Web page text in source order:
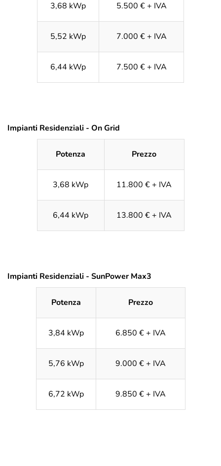
3,68 kWp 5.500 € + IVA
5,52 kWp 7.000 € + IVA
6,44 kWp 7.500 € + IVA
Impianti Residenziali - On Grid
Potenza Prezzo
3,68 kWp 11.800 € + IVA
6,44 kWp 13.800 € + IVA
Impianti Residenziali - SunPower Max3
Potenza Prezzo
3,84 kWp 6.850 € + IVA
5,76 kWp 9.000 € + IVA
6,72 kWp 9.850 € + IVA